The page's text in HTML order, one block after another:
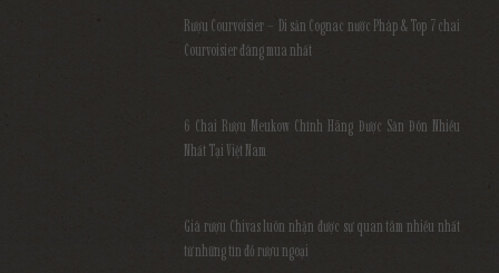
Rượu Courvoisier – Di sản Cognac nước Pháp & Top 7 chai
Courvoisier đáng mua nhất
6 Chai Rượu Meukow Chính Hãng Được Săn Đón Nhiều
Nhất Tại Việt Nam
Giá rượu Chivas luôn nhận được sự quan tâm nhiều nhất
từ những tín đồ rượu ngoại